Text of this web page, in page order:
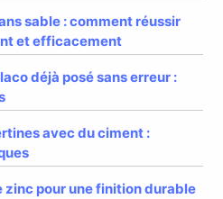
sable : comment réussir
et efficacement
déjà posé sans erreur :
avec du ciment :
zinc pour une finition durable